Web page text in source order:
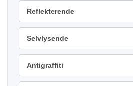
Reflekterende
Selvlysende
Antigraffiti